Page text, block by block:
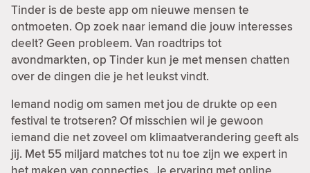
Tinder is de beste app om nieuwe mensen te
ontmoeten. Op zoek naar iemand die jouw interesses
deelt? Geen probleem. Van roadtrips tot
avondmarkten, op Tinder kun je met mensen chatten
over de dingen die je het leukst vindt.
Iemand nodig om samen met jou de drukte op een
festival te trotseren? Of misschien wil je gewoon
iemand die net zoveel om klimaatverandering geeft als
jij. Met 55 miljard matches tot nu toe zijn we expert in